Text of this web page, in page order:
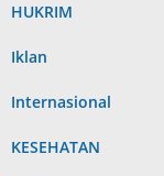
HUKRIM
Iklan
Internasional
KESEHATAN